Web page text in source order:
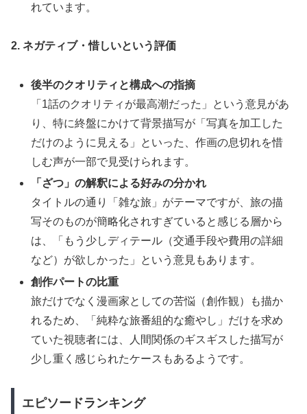
れています。
2. ネガティブ・惜しいという評価
後半のクオリティと構成への指摘
「1話のクオリティが最高潮だった」という意見があ
り、特に終盤にかけて背景描写が「写真を加工した
だけのように見える」といった、作画の息切れを惜
しむ声が一部で見受けられます。
「ざつ」の解釈による好みの分かれ
タイトルの通り「雑な旅」がテーマですが、旅の描
写そのものが簡略化されすぎていると感じる層から
は、「もう少しディテール（交通手段や費用の詳細
など）が欲しかった」という意見もあります。
創作パートの比重
旅だけでなく漫画家としての苦悩（創作観）も描か
れるため、「純粋な旅番組的な癒やし」だけを求め
ていた視聴者には、人間関係のギスギスした描写が
少し重く感じられたケースもあるようです。
エピソードランキング